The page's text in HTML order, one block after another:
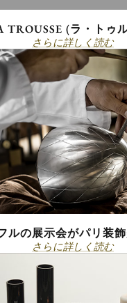
TROUSSE (ラ・トゥ
さらに詳しく読む
ルの展示会がパリ装
さらに詳しく読む